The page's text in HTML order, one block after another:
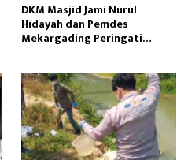
DKM Masjid Jami Nurul
Hidayah dan Pemdes
Mekargading Peringati